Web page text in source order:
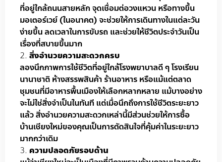
ที่อยู่ใกล้ถนนสายหลัก จุดเชื่อมต่อวงแหวน หรือทางขึ้น
มอเตอร์เวย์ (ในอนาคต) จะช่วยให้การเดินทางในแต่ละวัน
ง่ายขึ้น ลดเวลาในการขับรถ และช่วยให้ชีวิตประจำวันเป็น
เรื่องที่สบายขึ้นมาก
สิ่งอำนวยความสะดวกครบ
ลองนึกภาพการใช้ชีวิตที่อยู่ใกล้โรงพยาบาลดี ๆ โรงเรียน
นานาชาติ ห้างสรรพสินค้า ร้านอาหาร หรือแม้แต่ตลาด
ชุมชนที่มีอาหารพื้นเมืองให้เลือกหลากหลาย แม้บางอย่าง
จะไม่ใช่สิ่งจำเป็นในทันที แต่เมื่อนึกถึงการใช้ชีวิตระยะยาว
แล้ว สิ่งอำนวยความสะดวกเหล่านี้มีส่วนช่วยให้การซื้อ
บ้านเชียงใหม่ของคุณเป็นการตัดสินใจที่คุ้มค่าในระยะยาว
มากกว่าเดิม
ความปลอดภัยรอบด้าน